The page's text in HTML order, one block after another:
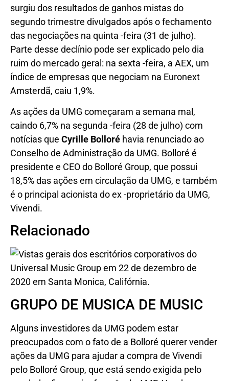
surgiu dos resultados de ganhos mistas do
segundo trimestre divulgados após o fechamento
das negociações na quinta -feira (31 de julho).
Parte desse declínio pode ser explicado pelo dia
ruim do mercado geral: na sexta -feira, a AEX, um
índice de empresas que negociam na Euronext
Amsterdã, caiu 1,9%.
As ações da UMG começaram a semana mal,
caindo 6,7% na segunda -feira (28 de julho) com
notícias que Cyrille Bolloré havia renunciado ao
Conselho de Administração da UMG. Bolloré é
presidente e CEO do Bolloré Group, que possui
18,5% das ações em circulação da UMG, e também
é o principal acionista do ex -proprietário da UMG,
Vivendi.
Relacionado
GRUPO DE MUSICA DE MUSIC
Alguns investidores da UMG podem estar
preocupados com o fato de a Bolloré querer vender
ações da UMG para ajudar a compra de Vivendi
pelo Bolloré Group, que está sendo exigida pelo